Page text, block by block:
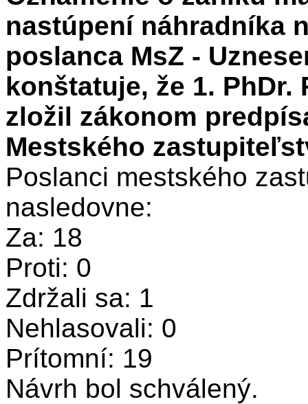
nastúpení náhradníka
poslanca MsZ -
konštatuje, že 1. PhDr.
zložil zákonom
Mestského
Poslanci mestského
nasledovne:
Za: 18
Proti: 0
Zdržali sa: 1
Nehlasovali: 0
Prítomní: 19
Návrh bol schválený.